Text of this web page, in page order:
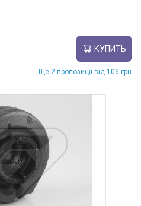
КУПИТЬ
Ще 2 пропозиції від 106 грн